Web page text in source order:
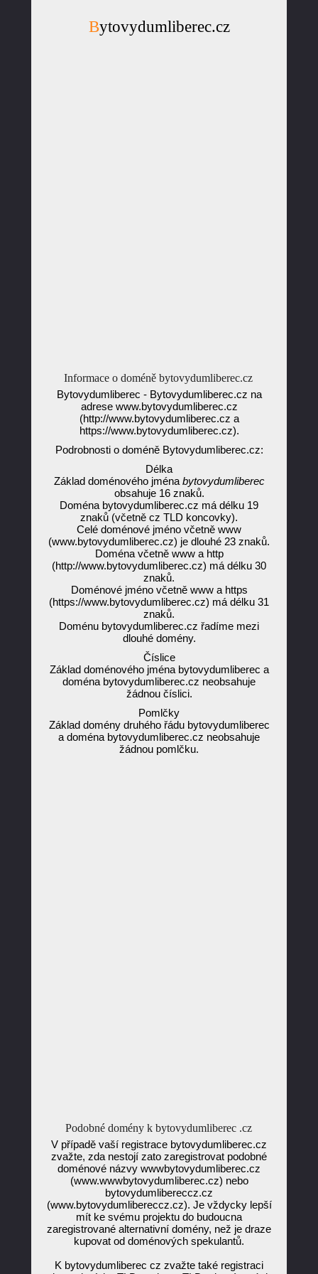
Bytovydumliberec.cz
Informace o doméně bytovydumliberec.cz
Bytovydumliberec - Bytovydumliberec.cz na
adrese www.bytovydumliberec.cz
(http://www.bytovydumliberec.cz a
https://www.bytovydumliberec.cz).
Podrobnosti o doméně Bytovydumliberec.cz:
Délka
Základ doménového jména bytovydumliberec
obsahuje 16 znaků.
Doména bytovydumliberec.cz má délku 19
znaků (včetně cz TLD koncovky).
Celé doménové jméno včetně www
(www.bytovydumliberec.cz) je dlouhé 23 znaků.
Doména včetně www a http
(http://www.bytovydumliberec.cz) má délku 30
znaků.
Doménové jméno včetně www a https
(https://www.bytovydumliberec.cz) má délku 31
znaků.
Doménu bytovydumliberec.cz řadíme mezi
dlouhé domény.
Číslice
Základ doménového jména bytovydumliberec a
doména bytovydumliberec.cz neobsahuje
žádnou číslici.
Pomlčky
Základ domény druhého řádu bytovydumliberec
a doména bytovydumliberec.cz neobsahuje
žádnou pomlčku.
Podobné domény k bytovydumliberec .cz
V případě vaší registrace bytovydumliberec.cz
zvažte, zda nestojí zato zaregistrovat podobné
doménové názvy wwwbytovydumliberec.cz
(www.wwwbytovydumliberec.cz) nebo
bytovydumlibereccz.cz
(www.bytovydumlibereccz.cz). Je vždycky lepší
mít ke svému projektu do budoucna
zaregistrované alternativní domény, než je draze
kupovat od doménových spekulantů.
K bytovydumliberec cz zvažte také registraci